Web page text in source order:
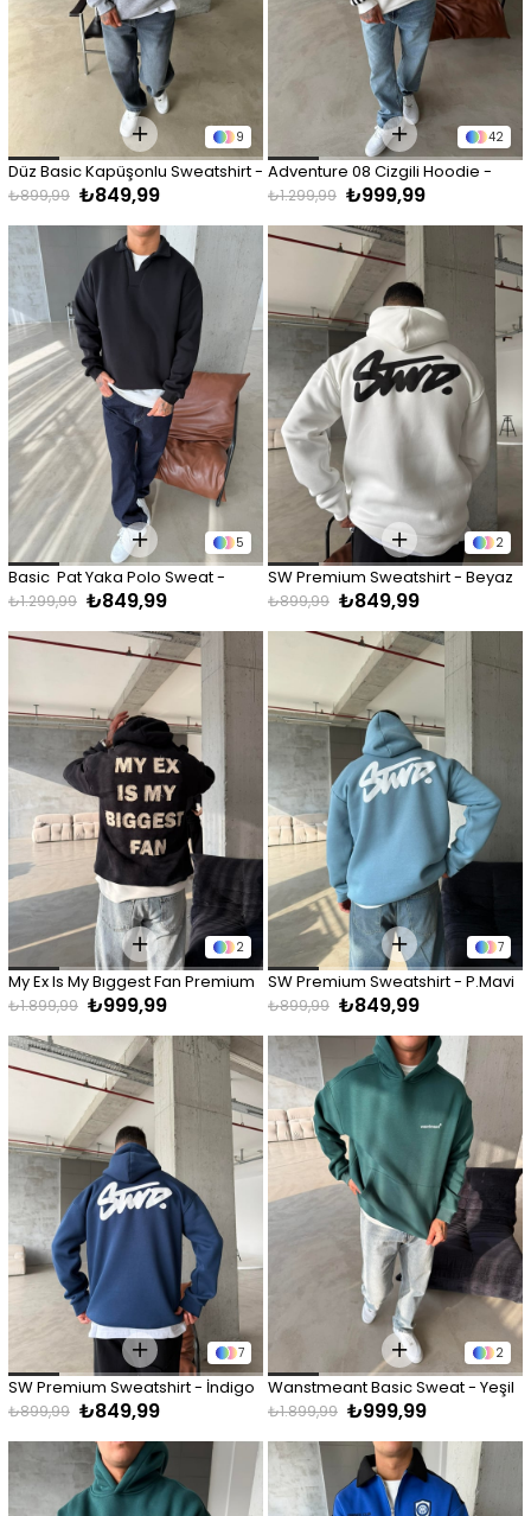
9
Düz Basic Kapüşonlu Sweatshirt -
Gri
₺849,99
₺899,99
42
Adventure 08 Cizgili Hoodie -
Beyaz
₺999,99
₺1.299,99
5
Basic  Pat Yaka Polo Sweat -
Siyah
₺849,99
₺1.299,99
2
SW Premium Sweatshirt - Beyaz
₺849,99
₺899,99
2
My Ex Is My Bıggest Fan Premium
Sweat - Siyah₺999,99
₺1.899,99
7
SW Premium Sweatshirt - P.Mavi
₺849,99
₺899,99
7
SW Premium Sweatshirt - İndigo
₺849,99
₺899,99
2
Wanstmeant Basic Sweat - Yeşil
₺999,99
₺1.899,99